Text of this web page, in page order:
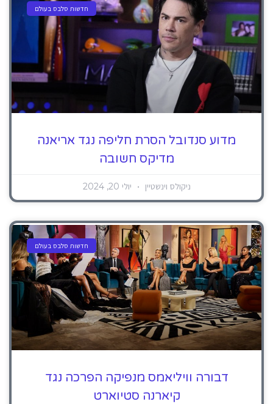
חדשות סלבס בעולם
מדוע סנדובל הסרת חליפה נגד אריאנה
מדיקס חשובה
ניקולס וינשטיין יולי 20, 2024
חדשות סלבס בעולם
דבורה וויליאמס מנפיקה הפרכה נגד
קיארנה סטיוארט